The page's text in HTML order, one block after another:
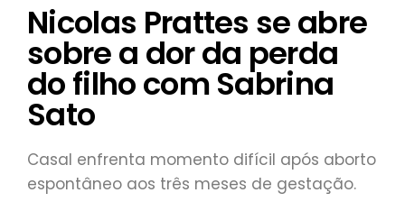
Nicolas Prattes se abre
sobre a dor da perda
do filho com Sabrina
Sato
Casal enfrenta momento difícil após aborto
espontâneo aos três meses de gestação.